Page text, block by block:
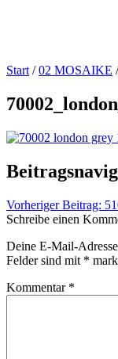
Start /02 MOSAIKE
Vorheriger Beitrag:
Schreibe einen
Deine E-Mail-
Felder sind mit *
Kommentar *